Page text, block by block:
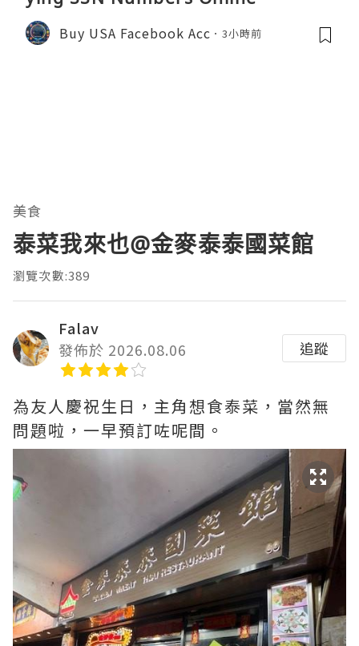
Buy USA Facebook Acc 3小時前
美食
泰菜我來也@金麥泰泰國菜館
瀏覽次數:389
Falav
發佈於 2026.08.06
追蹤
為友人慶祝生日，主角想食泰菜，當然無
問題啦，一早預訂咗呢間。